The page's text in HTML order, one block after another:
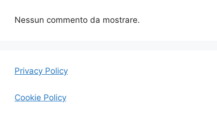
Nessun commento da mostrare.
Privacy Policy
Cookie Policy